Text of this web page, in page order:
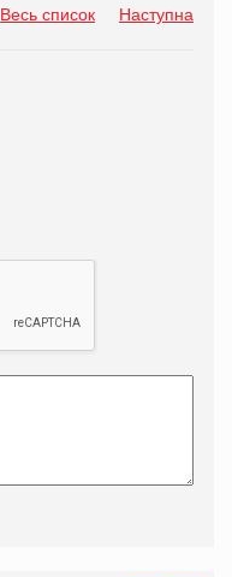
Весь список Наступна